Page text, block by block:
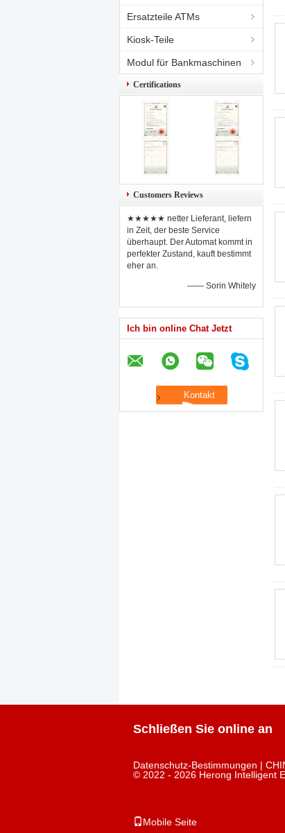
Ersatzteile ATMs
Kiosk-Teile
Modul für Bankmaschinen
Certifications
Customers Reviews
★★★★★ netter Lieferant, liefern
in Zeit, der beste Service
überhaupt. Der Automat kommt in
perfekter Zustand, kauft bestimmt
eher an.
—— Sorin Whitely
Ich bin online Chat Jetzt
Schließen Sie online an
Datenschutz-Bestimmungen |
© 2022 - 2026 Herong Intelligent
Mobile Seite